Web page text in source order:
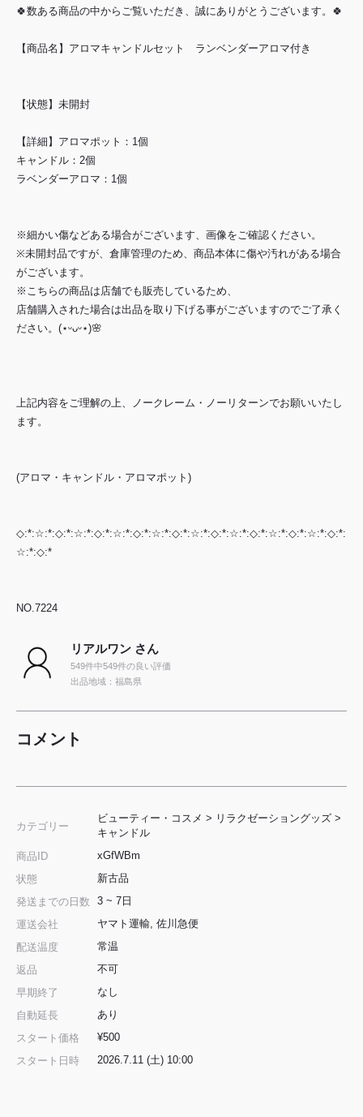
🍀数ある商品の中からご覧いただき、誠にありがとうございます。🍀
【商品名】アロマキャンドルセット ランベンダーアロマ付き
【状態】未開封
【詳細】アロマポット：1個
キャンドル：2個
ラベンダーアロマ：1個
※細かい傷などある場合がございます、画像をご確認ください。
※未開封品ですが、倉庫管理のため、商品本体に傷や汚れがある場合
がございます。
※こちらの商品は店舗でも販売しているため、
店舗購入された場合は出品を取り下げる事がございますのでご了承く
ださい。(⋆ᵕᴗᵕ⋆)🌸
上記内容をご理解の上、ノークレーム・ノーリターンでお願いいたし
ます。
(アロマ・キャンドル・アロマポット)
◇:*:☆:*:◇:*:☆:*:◇:*:☆:*:◇:*:☆:*:◇:*:☆:*:◇:*:☆:*:◇:*:☆:*:◇:*:☆:*:◇:*:
☆:*:◇:*
NO.7224
リアルワン さん
549件中549件の良い評価
出品地域：福島県
コメント
カテゴリー
ビューティー・コスメ > リラクゼーショングッズ >
キャンドル
商品ID
xGfWBm
状態
新古品
発送までの日数
3 ~ 7日
運送会社
ヤマト運輸, 佐川急便
配送温度
常温
返品
不可
早期終了
なし
自動延長
あり
スタート価格
¥500
スタート日時
2026.7.11 (土) 10:00